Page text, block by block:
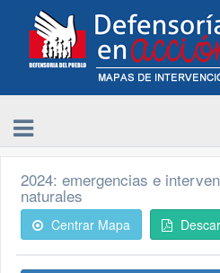
2024: emergencias e
naturales
Centrar Mapa